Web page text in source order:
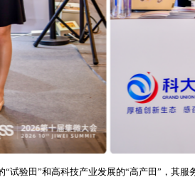
试验田”和高科技产业发展的“高产田”，